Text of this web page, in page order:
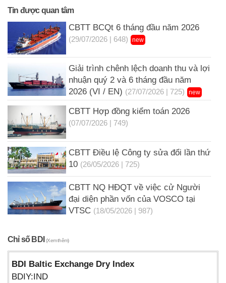
Tin được quan tâm
CBTT BCQt 6 tháng đầu năm 2026
(29/07/2026 | 648) new
Giải trình chênh lệch doanh thu và lợi
nhuận quý 2 và 6 tháng đầu năm
2026 (VI / EN) (27/07/2026 | 725) new
CBTT Hợp đồng kiểm toán 2026
(07/07/2026 | 749)
CBTT Điều lệ Công ty sửa đổi lần thứ
10 (26/05/2026 | 725)
CBTT NQ HĐQT về việc cử Người
đại diện phần vốn của VOSCO tại
VTSC (18/05/2026 | 987)
Chỉ số BDI(Xem thêm)
BDI Baltic Exchange Dry Index
BDIY:IND